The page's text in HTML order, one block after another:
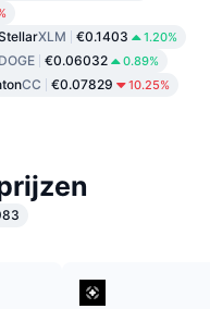
XLM €0.1403 1.20%
DOGE €0.06032 0.89%
CC €0.07829 10.25%